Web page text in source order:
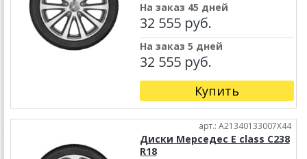
На заказ 45 дней
32 555 руб.
На заказ 5 дней
32 555 руб.
Купить
арт.: A21340133007X44
Диски Мерседес E class C238
R18